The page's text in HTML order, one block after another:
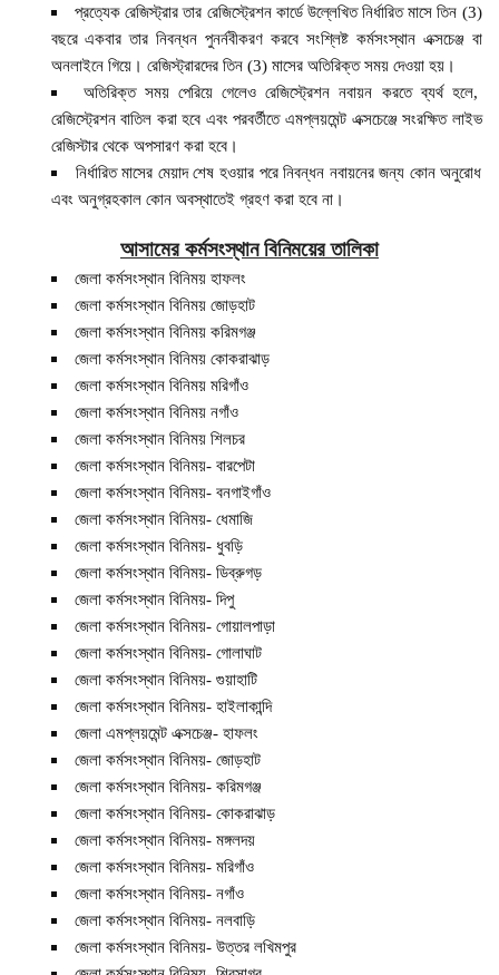
প্রত্যেক রেজিস্ট্রার তার রেজিস্ট্রেশন কার্ডে উল্লেখিত নির্ধারিত মাসে তিন (3)
বছরে একবার তার নিবন্ধন পুনর্নবীকরণ করবে সংশ্লিষ্ট কর্মসংস্থান এক্সচেঞ্জ বা
অনলাইনে গিয়ে। রেজিস্ট্রারদের তিন (3) মাসের অতিরিক্ত সময় দেওয়া হয়।
অতিরিক্ত সময় পেরিয়ে গেলেও রেজিস্ট্রেশন নবায়ন করতে ব্যর্থ হলে,
রেজিস্ট্রেশন বাতিল করা হবে এবং পরবর্তীতে এমপ্লয়মেন্ট এক্সচেঞ্জে সংরক্ষিত লাইভ
রেজিস্টার থেকে অপসারণ করা হবে।
নির্ধারিত মাসের মেয়াদ শেষ হওয়ার পরে নিবন্ধন নবায়নের জন্য কোন অনুরোধ
এবং অনুগ্রহকাল কোন অবস্থাতেই গ্রহণ করা হবে না।
আসামের কর্মসংস্থান বিনিময়ের তালিকা
জেলা কর্মসংস্থান বিনিময় হাফলং
জেলা কর্মসংস্থান বিনিময় জোড়হাট
জেলা কর্মসংস্থান বিনিময় করিমগঞ্জ
জেলা কর্মসংস্থান বিনিময় কোকরাঝাড়
জেলা কর্মসংস্থান বিনিময় মরিগাঁও
জেলা কর্মসংস্থান বিনিময় নগাঁও
জেলা কর্মসংস্থান বিনিময় শিলচর
জেলা কর্মসংস্থান বিনিময়- বারপেটা
জেলা কর্মসংস্থান বিনিময়- বনগাইগাঁও
জেলা কর্মসংস্থান বিনিময়- ধেমাজি
জেলা কর্মসংস্থান বিনিময়- ধুবড়ি
জেলা কর্মসংস্থান বিনিময়- ডিব্রুগড়
জেলা কর্মসংস্থান বিনিময়- দিপু
জেলা কর্মসংস্থান বিনিময়- গোয়ালপাড়া
জেলা কর্মসংস্থান বিনিময়- গোলাঘাট
জেলা কর্মসংস্থান বিনিময়- গুয়াহাটি
জেলা কর্মসংস্থান বিনিময়- হাইলাকান্দি
জেলা এমপ্লয়মেন্ট এক্সচেঞ্জ- হাফলং
জেলা কর্মসংস্থান বিনিময়- জোড়হাট
জেলা কর্মসংস্থান বিনিময়- করিমগঞ্জ
জেলা কর্মসংস্থান বিনিময়- কোকরাঝাড়
জেলা কর্মসংস্থান বিনিময়- মঙ্গলদয়
জেলা কর্মসংস্থান বিনিময়- মরিগাঁও
জেলা কর্মসংস্থান বিনিময়- নগাঁও
জেলা কর্মসংস্থান বিনিময়- নলবাড়ি
জেলা কর্মসংস্থান বিনিময়- উত্তর লখিমপুর